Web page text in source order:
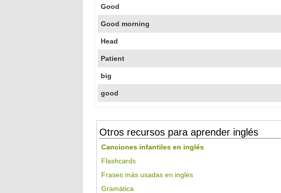
Good
Good morning
Head
Patient
big
good
Otros recursos para aprender inglés
Canciones infantiles en inglés
Flashcards
Frases más usadas en inglés
Gramática